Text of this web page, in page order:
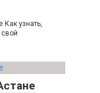
Как узнать,